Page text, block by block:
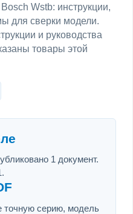
Wstb: инструкции,
для сверки модели.
и руководства
товары этой
1 документ.
точную серию, модель